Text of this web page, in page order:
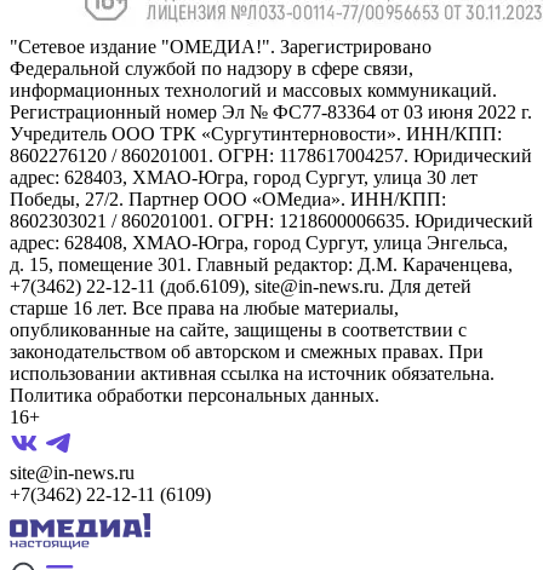
"Сетевое издание "ОМЕДИА!". Зарегистрировано
Федеральной службой по надзору в сфере связи,
информационных технологий и массовых коммуникаций.
Регистрационный номер Эл № ФС77-83364 от 03 июня 2022 г.
Учредитель ООО ТРК «Сургутинтерновости». ИНН/КПП:
8602276120 / 860201001. ОГРН: 1178617004257. Юридический
адрес: 628403, ХМАО-Югра, город Сургут, улица 30 лет
Победы, 27/2. Партнер ООО «ОМедиа». ИНН/КПП:
8602303021 / 860201001. ОГРН: 1218600006635. Юридический
адрес: 628408, ХМАО-Югра, город Сургут, улица Энгельса,
д. 15, помещение 301. Главный редактор: Д.М. Караченцева,
+7(3462) 22-12-11 (доб.6109), site@in-news.ru. Для детей
старше 16 лет. Все права на любые материалы,
опубликованные на сайте, защищены в соответствии с
законодательством об авторском и смежных правах. При
использовании активная ссылка на источник обязательна.
Политика обработки персональных данных.
16+
site@in-news.ru
+7(3462) 22-12-11 (6109)